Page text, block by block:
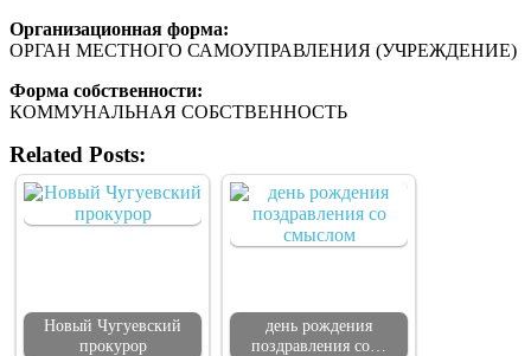
Организационная форма:
ОРГАН МЕСТНОГО САМОУПРАВЛЕНИЯ (УЧРЕЖДЕНИЕ)
Форма собственности:
КОММУНАЛЬНАЯ СОБСТВЕННОСТЬ
Related Posts:
Новый Чугуевский
прокурор
день рождения
поздравления со…